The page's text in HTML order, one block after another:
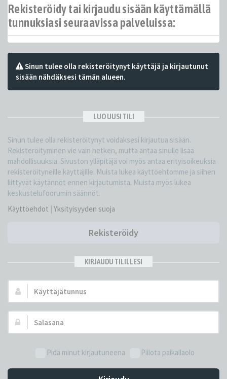
Rekisteröidy tai kirjaudu sisään käyttämällä
tunnuksiasi seuraavissa palveluissa:
Sinun tulee olla rekisteröitynyt käyttäjä ja kirjautunut
sisään nähdäksesi tämän alueen.
LUO UUSI TILI
Sinun tulee olla rekisteröitynyt voidaksesi kirjautua sisään.
Rekisteröityminen vie vain hetken, mutta antaa sinulle lisää
mahdollisuuksia. Sivuston ylläpitäjä voi myös antaa erityisoikeuksia
rekisteröityneille käyttäjille. Muista lukea käyttöehtomme ja siihen
liittyvät käytännöt ennen kirjautumista. Muista myös lukea
keskustelufoorumin säännöt.
Käyttöehdot | Yksityisyyden suoja
Rekisteröidy
KIRJAUDU TILILLESI
Käyttäjätunnus:
Salasana:
Pidä minut kirjautuneena Piilota paikallaolo